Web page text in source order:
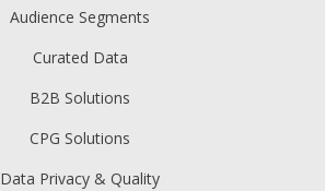
Audience Segments
Curated Data
B2B Solutions
CPG Solutions
Data Privacy & Quality